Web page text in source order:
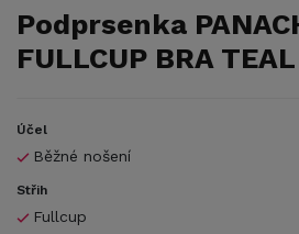
Podprsenka
FULLCUP BRA TEAL
Účel
Běžné nošení
Střih
Fullcup